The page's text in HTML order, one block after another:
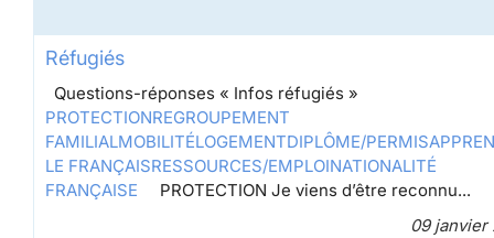
Réfugiés
Questions-réponses « Infos réfugiés »
PROTECTIONREGROUPEMENT
FAMILIALMOBILITÉLOGEMENTDIPLÔME/PERMIS
LE FRANÇAISRESSOURCES/EMPLOINATIONALITÉ
FRANÇAISE
PROTECTION Je viens d’être reconnu...
09 janvier